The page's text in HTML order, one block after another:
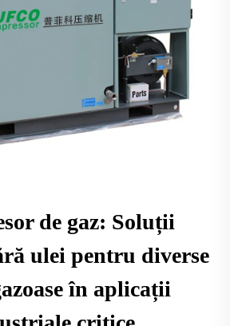
de gaz: Soluții
ulei pentru diverse
în aplicații